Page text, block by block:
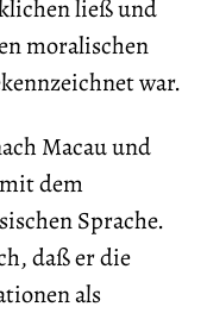
ließ und
moralischen
war.
Macau und
dem
Sprache.
daß er die
als